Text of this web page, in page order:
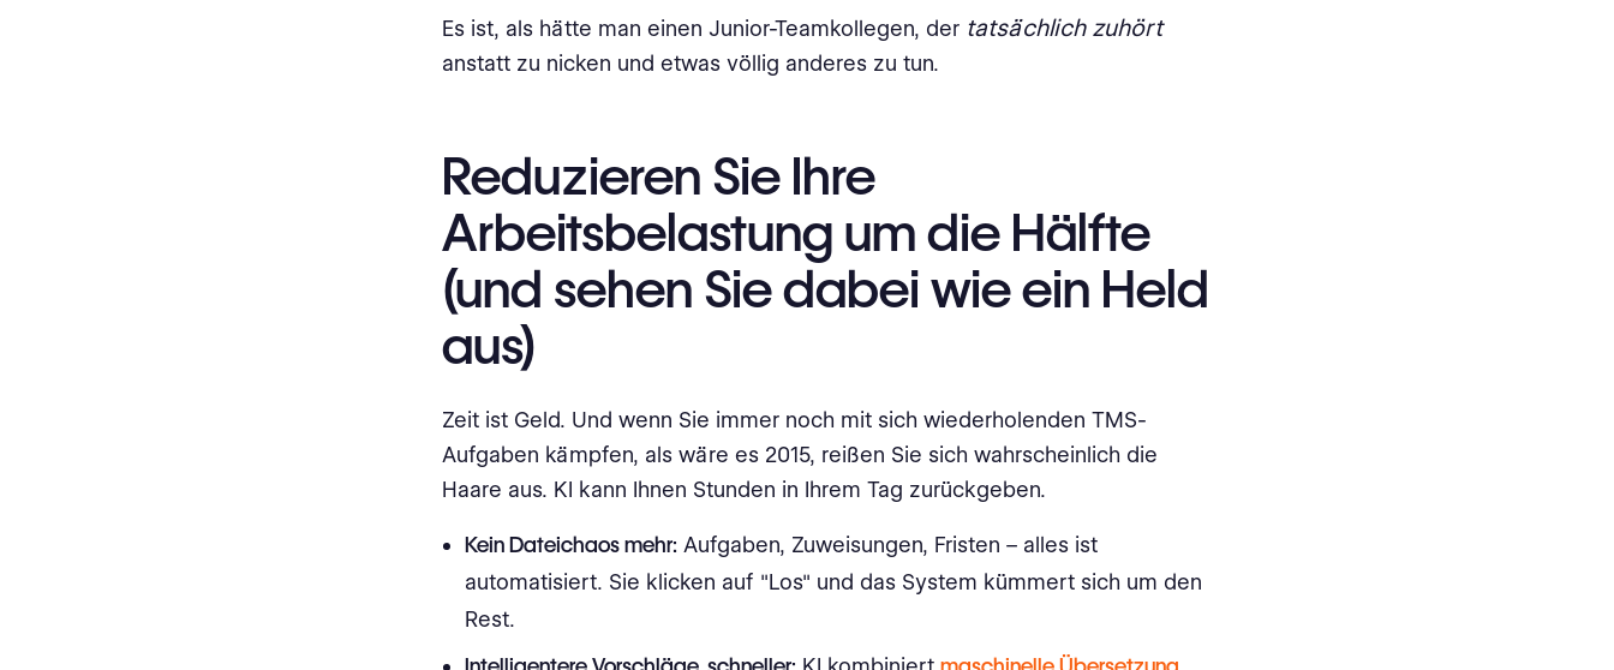
Es ist, als hätte man einen Junior-Teamkollegen, der tatsächlich zuhört
anstatt zu nicken und etwas völlig anderes zu tun.
Reduzieren Sie Ihre
Arbeitsbelastung um die Hälfte
(und sehen Sie dabei wie ein Held
aus)
Zeit ist Geld. Und wenn Sie immer noch mit sich wiederholenden TMS-
Aufgaben kämpfen, als wäre es 2015, reißen Sie sich wahrscheinlich die
Haare aus. KI kann Ihnen Stunden in Ihrem Tag zurückgeben.
Kein Dateichaos mehr: Aufgaben, Zuweisungen, Fristen – alles ist
automatisiert. Sie klicken auf "Los" und das System kümmert sich um den
Rest.